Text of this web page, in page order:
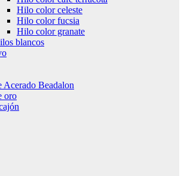
Hilo color celeste
Hilo color fucsia
Hilo color granate
blancos
Acerado Beadalon
oro